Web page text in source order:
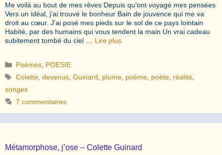
Me voilà au bout de mes rêves Depuis qu’ont voyagé mes pensées
Vers un idéal, j’ai trouvé le bonheur Bain de jouvence qui me va
droit au cœur. J’ai posé mes pieds sur le sol de ce pays lointain
Habité, par des humains qui vous tendent la main Un vrai cadeau
subitement tombé du ciel … Lire plus
Catégories
Poèmes POESIE
Étiquettes
Colette ,devenus ,Guinard plume poème poète réalité
songes
7 commentaires
Métamorphose, j’ose – Colette Guinard